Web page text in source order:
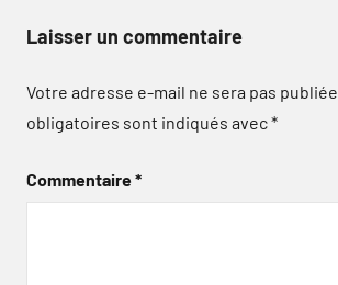
Laisser un commentaire
Votre adresse e-mail ne sera pas publiée.
obligatoires sont indiqués avec*
Commentaire*